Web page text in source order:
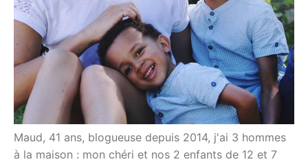
Maud, 41 ans, blogueuse depuis 2014, j'ai 3 hommes
à la maison : mon chéri et nos 2 enfants de 12 et 7